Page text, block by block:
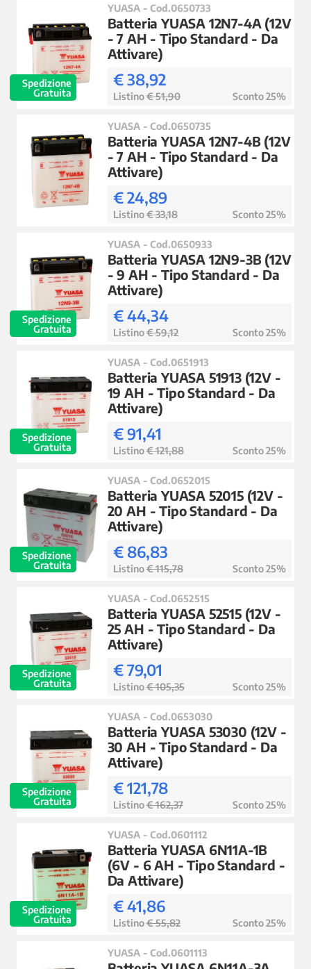
Spedizione
Gratuita
YUASA - Cod.0650733
Batteria YUASA 12N7-4A (12V
- 7 AH - Tipo Standard - Da
Attivare)
€ 38,92
Listino€ 51,90 Sconto 25%
YUASA - Cod.0650735
Batteria YUASA 12N7-4B (12V
- 7 AH - Tipo Standard - Da
Attivare)
€ 24,89
Listino€ 33,18 Sconto 25%
Spedizione
Gratuita
YUASA - Cod.0650933
Batteria YUASA 12N9-3B (12V
- 9 AH - Tipo Standard - Da
Attivare)
€ 44,34
Listino€ 59,12 Sconto 25%
Spedizione
Gratuita
YUASA - Cod.0651913
Batteria YUASA 51913 (12V -
19 AH - Tipo Standard - Da
Attivare)
€ 91,41
Listino€ 121,88 Sconto 25%
Spedizione
Gratuita
YUASA - Cod.0652015
Batteria YUASA 52015 (12V -
20 AH - Tipo Standard - Da
Attivare)
€ 86,83
Listino€ 115,78 Sconto 25%
Spedizione
Gratuita
YUASA - Cod.0652515
Batteria YUASA 52515 (12V -
25 AH - Tipo Standard - Da
Attivare)
€ 79,01
Listino€ 105,35 Sconto 25%
Spedizione
Gratuita
YUASA - Cod.0653030
Batteria YUASA 53030 (12V -
30 AH - Tipo Standard - Da
Attivare)
€ 121,78
Listino€ 162,37 Sconto 25%
Spedizione
Gratuita
YUASA - Cod.0601112
Batteria YUASA 6N11A-1B
(6V - 6 AH - Tipo Standard -
Da Attivare)
€ 41,86
Listino€ 55,82 Sconto 25%
YUASA - Cod.0601113